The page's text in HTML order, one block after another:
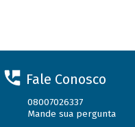
Fale Conosco
08007026337
Mande sua pergunta